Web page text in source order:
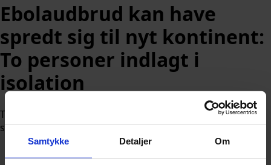
Samtykke Detaljer Om
Ebolaudbrud kan have
spredt sig til nyt kontinent:
To personer indlagt i
isolation
To mænd er blevet sat mænd i efter bekymrende
symptomer på ebola. De er begge vendt hjem fra Afrika.